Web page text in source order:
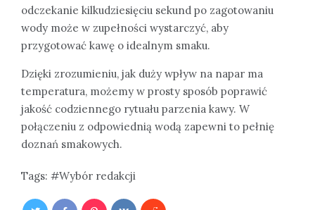
odczekanie kilkudziesięciu sekund po zagotowaniu
wody może w zupełności wystarczyć, aby
przygotować kawę o idealnym smaku.
Dzięki zrozumieniu, jak duży wpływ na napar ma
temperatura, możemy w prosty sposób poprawić
jakość codziennego rytuału parzenia kawy. W
połączeniu z odpowiednią wodą zapewni to pełnię
doznań smakowych.
Tags: Wybór redakcji